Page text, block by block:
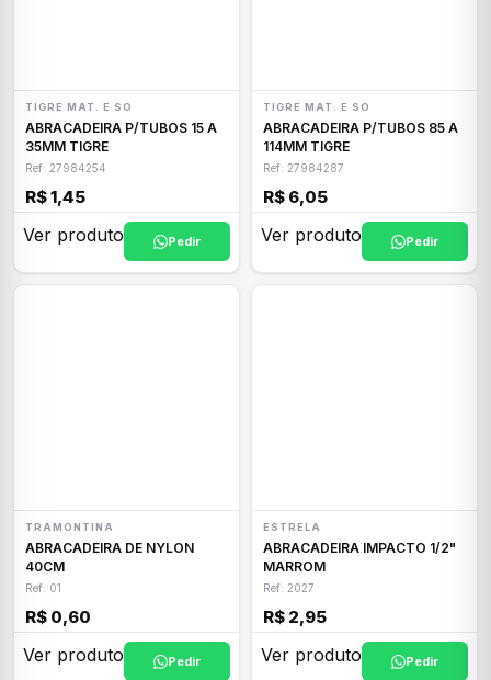
TIGRE MAT. E SO
ABRACADEIRA P/TUBOS 15 A
35MM TIGRE
Ref: 27984254
R$ 1,45
Ver produto Pedir
TIGRE MAT. E SO
ABRACADEIRA P/TUBOS 85 A
114MM TIGRE
Ref: 27984287
R$ 6,05
Ver produto Pedir
TRAMONTINA
ABRACADEIRA DE NYLON
40CM
Ref: 01
R$ 0,60
Ver produto Pedir
ESTRELA
ABRACADEIRA IMPACTO 1/2"
MARROM
Ref: 2027
R$ 2,95
Ver produto Pedir